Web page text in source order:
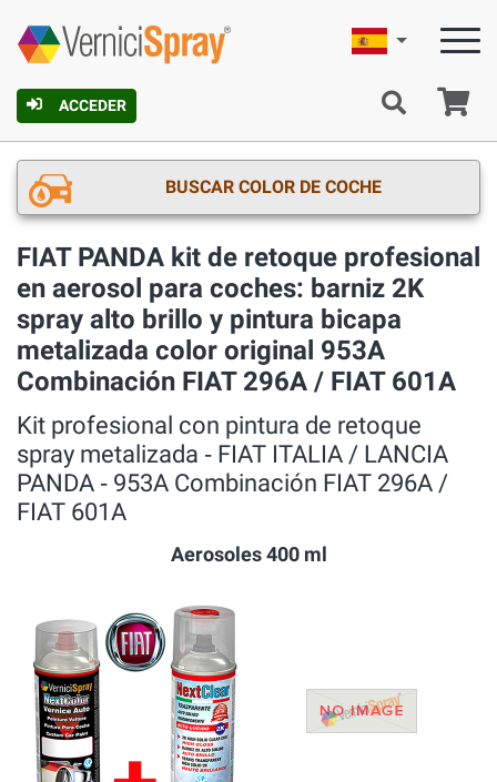
ACCEDER
Español
BUSCAR COLOR DE COCHE
FIAT PANDA kit de retoque profesional
en aerosol para coches: barniz 2K
spray alto brillo y pintura bicapa
metalizada color original 953A
Combinación FIAT 296A / FIAT 601A
Kit profesional con pintura de retoque
spray metalizada ‐ FIAT ITALIA / LANCIA
PANDA ‐ 953A Combinación FIAT 296A /
FIAT 601A
Aerosoles 400 ml